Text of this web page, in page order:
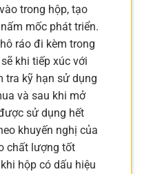
trong hộp, tạo
mốc phát triển.
ráo đi kèm trong
khi tiếp xúc với
tra kỹ hạn sử dụng
và sau khi mở
sử dụng hết
khuyến nghị của
chất lượng tốt
hộp có dấu hiệu